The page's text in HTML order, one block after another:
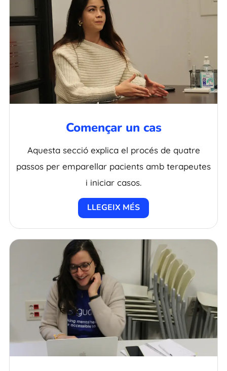
Començar un cas
Aquesta secció explica el procés de quatre
passos per emparellar pacients amb terapeutes
i iniciar casos.
LLEGEIX MÉS